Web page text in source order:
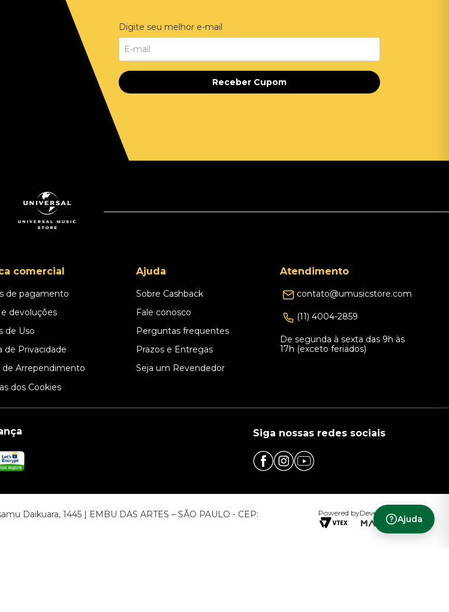
Ajuda
Digite seu melhor e-mail
Receber Cupom
comercial
de pagamento
e devoluções
de Uso
de Privacidade
de Arrependimento
dos Cookies
Ajuda
Sobre Cashback
Fale conosco
Perguntas frequentes
Prazos e Entregas
Seja um Revendedor
Atendimento
contato@umusicstore.com
(11) 4004-2859
De segunda à sexta das 9h às
17h (exceto feriados)
Siga nossas redes sociais
Daikuara, 1445 | EMBU DAS ARTES – SÃO PAULO - CEP:
Powered byDeveloped by